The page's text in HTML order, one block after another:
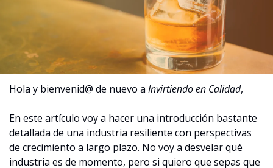
Hola y bienvenid@ de nuevo a Invirtiendo en Calidad,
En este artículo voy a hacer una introducción bastante
detallada de una industria resiliente con perspectivas
de crecimiento a largo plazo. No voy a desvelar qué
industria es de momento, pero si quiero que sepas que